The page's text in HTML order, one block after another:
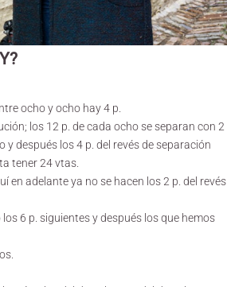
ocho y ocho hay 4 p.
los 12 p. de cada ocho se separan con 2
y después los 4 p. del revés de separación
tener 24 vtas.
en adelante ya no se hacen los 2 p. del revés
6 p. siguientes y después los que hemos